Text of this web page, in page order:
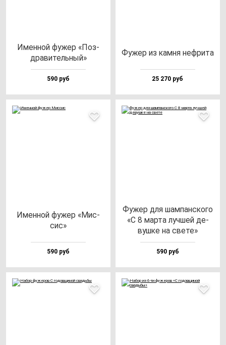
Имен­ной фу­жер «Поз­
дра­ви­тель­ный»
590 руб
Фужер из кам­ня неф­ри­та
25 270 руб
Имен­ной фу­жер «Мис­
сис»
590 руб
Фужер для шам­пан­ско­го
«С 8 мар­та луч­шей де­
вуш­ке на све­те»
590 руб